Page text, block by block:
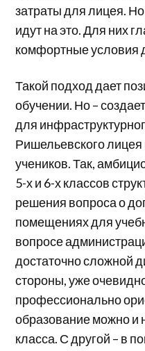
затраты для лицея.
идут на это. Для них
комфортные условия
Такой подход дает
обучении. Но –
для
Ришельевского лицея
учеников. Так,
5-х и 6-х классов
решения вопроса о
помещениях для
вопросе
достаточно сложной
стороны, уже
профессионально
образование можно и
класса. С другой – в